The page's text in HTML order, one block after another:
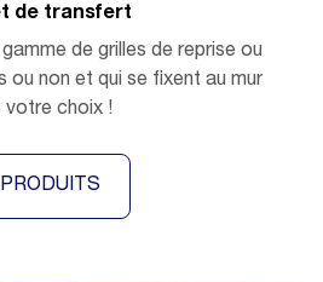
de transfert
de grilles de reprise ou
non et qui se fixent au mur
votre choix !